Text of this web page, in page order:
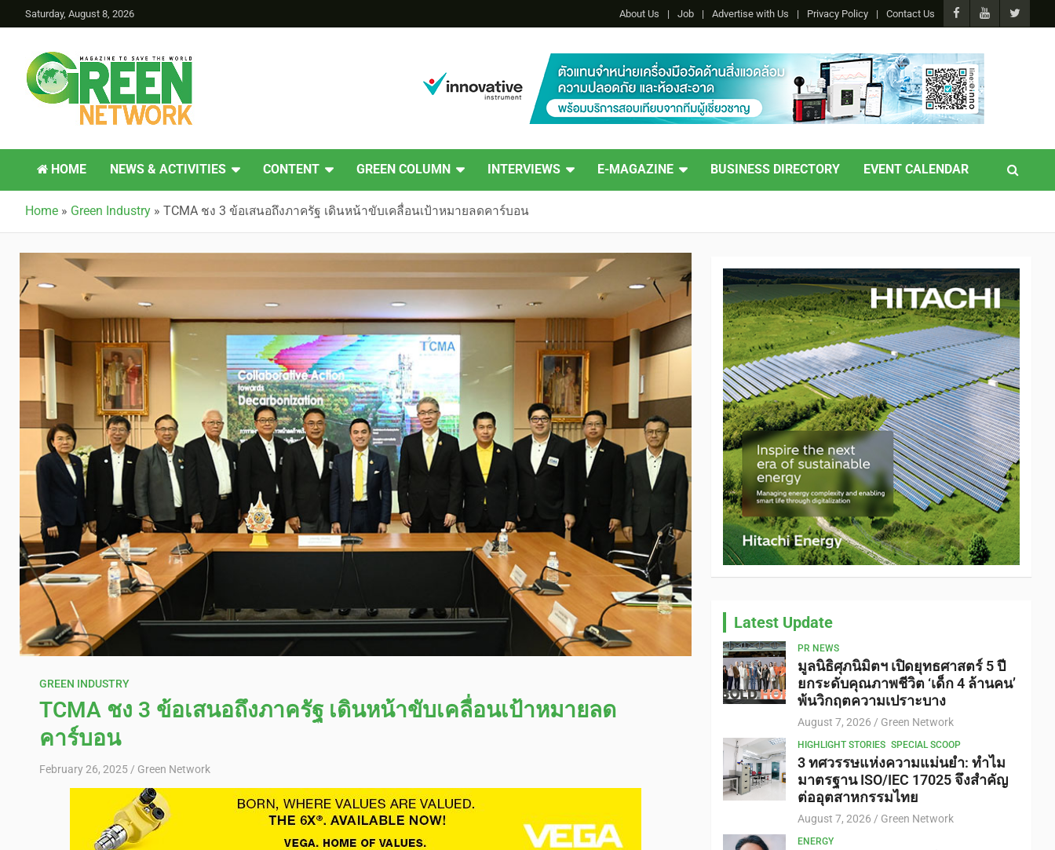
Saturday, August 8, 2026 About Us Job Advertise with Us Privacy Policy Contact Us
Green Network
HOME NEWS & ACTIVITIES CONTENT GREEN COLUMN INTERVIEWS E-MAGAZINE BUSINESS DIRECTORY EVENT CALENDAR
Home » Green Industry » TCMA ชง 3 ข้อเสนอถึงภาครัฐ เดินหน้าขับเคลื่อนเป้าหมายลดคาร์บอน
GREEN INDUSTRY
TCMA ชง 3 ข้อเสนอถึงภาครัฐ เดินหน้าขับเคลื่อนเป้าหมายลด
คาร์บอน
February 26, 2025 Green Network
Latest Update
PR NEWS
มูลนิธิศุภนิมิตฯ เปิดยุทธศาสตร์ 5 ปี
ยกระดับคุณภาพชีวิต ‘เด็ก 4 ล้านคน’
พ้นวิกฤตความเปราะบาง
August 7, 2026 Green Network
HIGHLIGHT STORIES SPECIAL SCOOP
3 ทศวรรษแห่งความแม่นยำ: ทำไม
มาตรฐาน ISO/IEC 17025 จึงสำคัญ
ต่ออุตสาหกรรมไทย
August 7, 2026 Green Network
ENERGY